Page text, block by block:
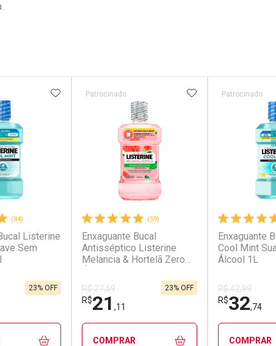
(84)
Listerine
Sem
23% OFF
ADICIONAR AOS FAVORITOS
(59)
Enxaguante Bucal
Antisséptico Listerine
Melancia & Hortelã Zero
Patrocinado
R$ 27,59
R$21 ,11
23% OFF
ADICIONAR AOS
COMPRAR
Enxaguante
Cool Mint
Álcool 1L
Patrocinado
R$ 42,99
R$32,74
COMPRAR